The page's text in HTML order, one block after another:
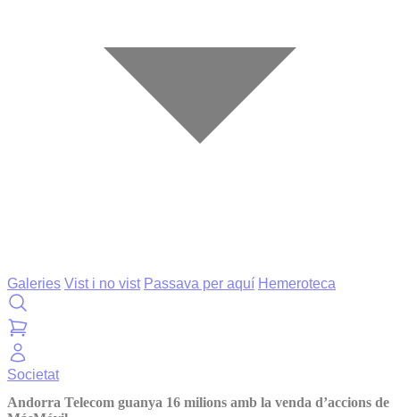
Galeries Vist i no vist Passava per aquí Hemeroteca
Societat
Andorra Telecom guanya 16 milions amb la venda d’accions de